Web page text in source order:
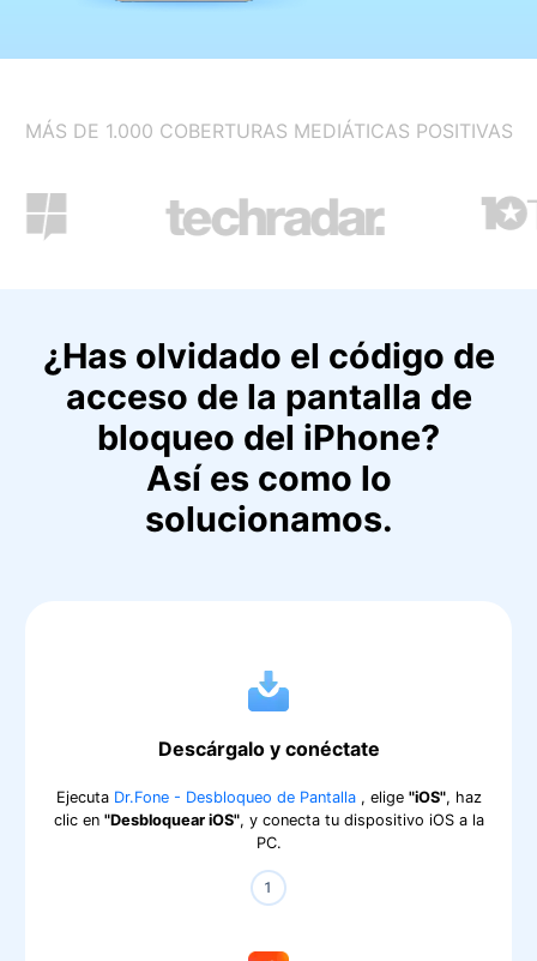
MÁS DE 1.000 COBERTURAS MEDIÁTICAS POSITIVAS
¿Has olvidado el código de
acceso de la pantalla de
bloqueo del iPhone?
Así es como lo
solucionamos.󠀲󠀡󠀥󠀤󠀦󠀥󠀢󠀤󠀧󠀳
Descárgalo y conéctate
Ejecuta Dr.Fone - Desbloqueo de Pantalla, elige "iOS", haz
clic en "Desbloquear iOS", y conecta tu dispositivo iOS a la
PC.